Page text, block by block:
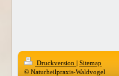
Druckversion | Sitemap
© Naturheilpraxis-Waldvogel